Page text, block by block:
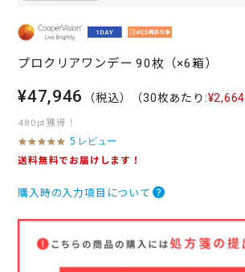
プロクリアワンデー 90枚（×6箱）
¥47,946 （税込） （30枚あたり:¥2,664
480pt獲得！
4
.
t
r
a
t
5 レビュー
送料無料でお届けします！
購入時の入力項目について